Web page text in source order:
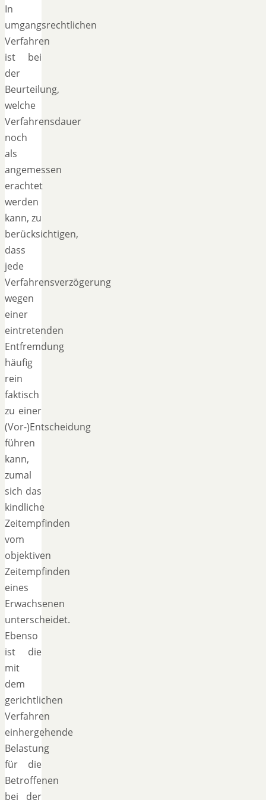
In
umgangsrechtlichen
Verfahren
ist bei
der
Beurteilung,
welche
Verfahrensdauer
noch
als
angemessen
erachtet
werden
kann, zu
berücksichtigen,
dass
jede
Verfahrensverzögerung
wegen
einer
eintretenden
Entfremdung
häufig
rein
faktisch
zu einer
(Vor-)Entscheidung
führen
kann,
zumal
sich das
kindliche
Zeitempfinden
vom
objektiven
Zeitempfinden
eines
Erwachsenen
unterscheidet.
Ebenso
ist die
mit
dem
gerichtlichen
Verfahren
einhergehende
Belastung
für die
Betroffenen
bei der